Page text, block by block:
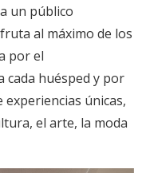
un público
al máximo de los
por el
cada huésped y por
únicas,
el arte, la moda